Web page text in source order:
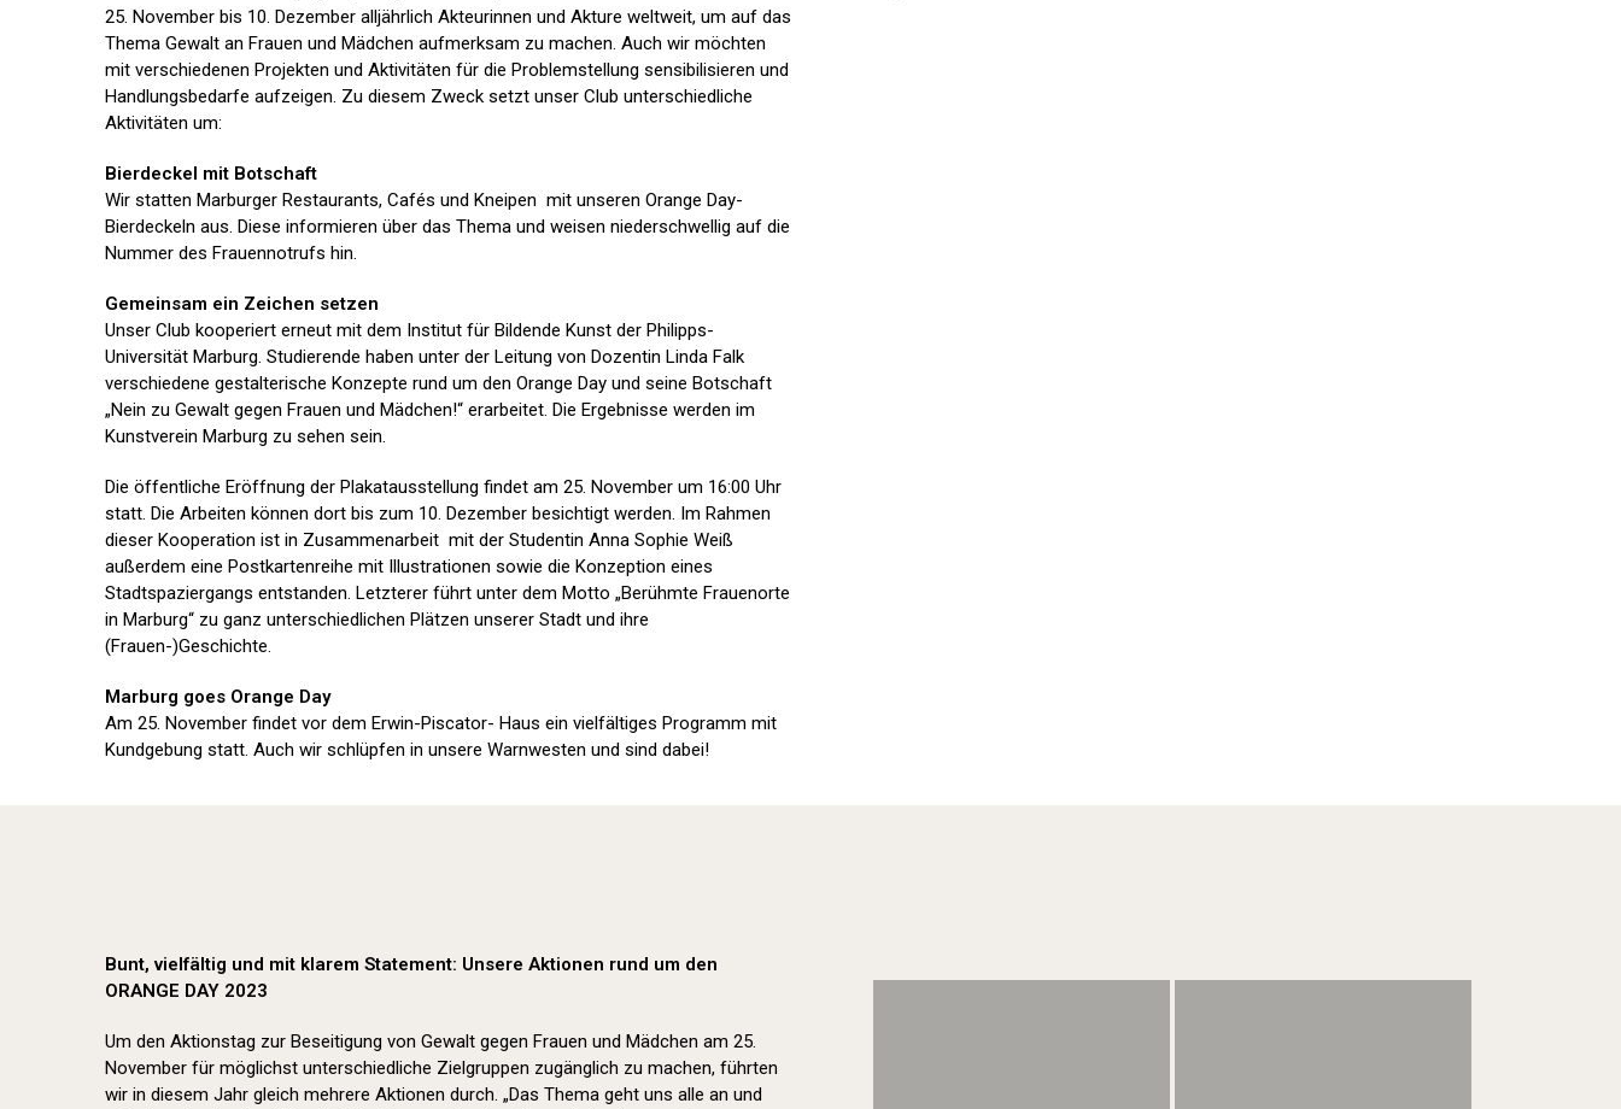
25. November bis 10. Dezember alljährlich Akteurinnen und Akture weltweit, um auf das
Thema Gewalt an Frauen und Mädchen aufmerksam zu machen. Auch wir möchten
mit verschiedenen Projekten und Aktivitäten für die Problemstellung sensibilisieren und
Handlungsbedarfe aufzeigen. Zu diesem Zweck setzt unser Club unterschiedliche
Aktivitäten um:
Bierdeckel mit Botschaft
Wir statten Marburger Restaurants, Cafés und Kneipen mit unseren Orange Day-
Bierdeckeln aus. Diese informieren über das Thema und weisen niederschwellig auf die
Nummer des Frauennotrufs hin.
Gemeinsam ein Zeichen setzen
Unser Club kooperiert erneut mit dem Institut für Bildende Kunst der Philipps-
Universität Marburg. Studierende haben unter der Leitung von Dozentin Linda Falk
verschiedene gestalterische Konzepte rund um den Orange Day und seine Botschaft
„Nein zu Gewalt gegen Frauen und Mädchen!“ erarbeitet. Die Ergebnisse werden im
Kunstverein Marburg zu sehen sein.
Die öffentliche Eröffnung der Plakatausstellung findet am 25. November um 16:00 Uhr
statt. Die Arbeiten können dort bis zum 10. Dezember besichtigt werden. Im Rahmen
dieser Kooperation ist in Zusammenarbeit mit der Studentin Anna Sophie Weiß
außerdem eine Postkartenreihe mit Illustrationen sowie die Konzeption eines
Stadtspaziergangs entstanden. Letzterer führt unter dem Motto „Berühmte Frauenorte
in Marburg“ zu ganz unterschiedlichen Plätzen unserer Stadt und ihre
(Frauen-)Geschichte.
Marburg goes Orange Day
Am 25. November findet vor dem Erwin-Piscator- Haus ein vielfältiges Programm mit
Kundgebung statt. Auch wir schlüpfen in unsere Warnwesten und sind dabei!
Bunt, vielfältig und mit klarem Statement: Unsere Aktionen rund um den
ORANGE DAY 2023
Um den Aktionstag zur Beseitigung von Gewalt gegen Frauen und Mädchen am 25.
November für möglichst unterschiedliche Zielgruppen zugänglich zu machen, führten
wir in diesem Jahr gleich mehrere Aktionen durch. „Das Thema geht uns alle an und